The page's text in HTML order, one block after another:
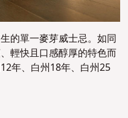
的單一麥芽威士忌。如同
輕快且口感醇厚的特色而
年、白州18年、白州25